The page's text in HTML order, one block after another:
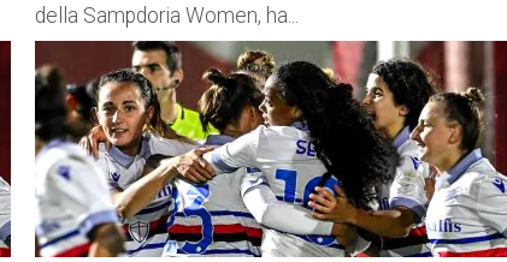
della Sampdoria Women, ha...